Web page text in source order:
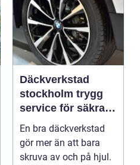
Däckverkstad
stockholm trygg
service för säkra
mil året runt
En bra däckverkstad
gör mer än att bara
skruva av och på hjul.